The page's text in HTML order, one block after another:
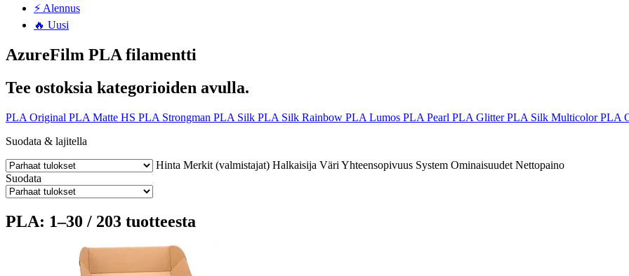
⚡ Alennus
🔥 Uusi
AzureFilm PLA filamentti
Tee ostoksia kategorioiden avulla.
PLA Original PLA Matte HS PLA Strongman PLA Silk PLA Silk Rainbow PLA Lumos PLA Pearl PLA Glitter PLA Silk Multicolor PLA
Suodata & lajitella
Hinta Merkit (valmistajat) Halkaisija Väri Yhteensopivuus System Ominaisuudet Nettopaino
Suodata
PLA: 1–30 / 203 tuotteesta